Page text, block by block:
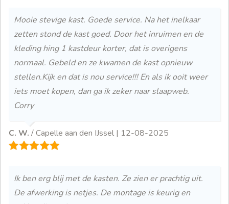
Mooie stevige kast. Goede service. Na het inelkaar
zetten stond de kast goed. Door het inruimen en de
kleding hing 1 kastdeur korter, dat is overigens
normaal. Gebeld en ze kwamen de kast opnieuw
stellen.Kijk en dat is nou service!!! En als ik ooit weer
iets moet kopen, dan ga ik zeker naar slaapweb.
Corry
C. W. / Capelle aan den IJssel | 12-08-2025
Ik ben erg blij met de kasten. Ze zien er prachtig uit.
De afwerking is netjes. De montage is keurig en